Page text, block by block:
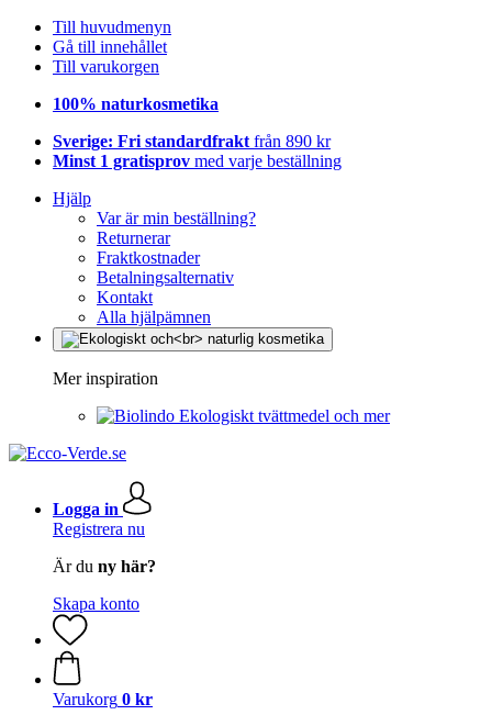
Till huvudmenyn
Gå till innehållet
Till varukorgen
100% naturkosmetika
Sverige: Fri standardfrakt från 890 kr
Minst 1 gratisprov med varje beställning
Hjälp
Var är min beställning?
Returnerar
Fraktkostnader
Betalningsalternativ
Kontakt
Alla hjälpämnen
Mer inspiration
Ekologiskt tvättmedel och mer
Logga in
Registrera nu
Är du ny här?
Skapa konto
Varukorg 0 kr